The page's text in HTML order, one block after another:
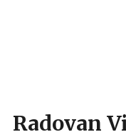
Radovan